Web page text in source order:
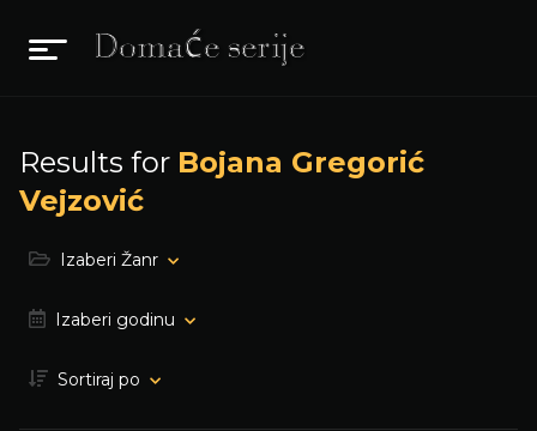
Results for Bojana Gregorić
Vejzović
Izaberi Žanr
Izaberi godinu
Sortiraj po